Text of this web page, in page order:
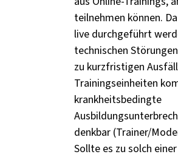
teilnehmen können.
live durchgeführt
technischen
zu kurzfristigen
Trainingseinheiten
krankheitsbedingte
denkbar (Trainer/
Sollte es zu solch